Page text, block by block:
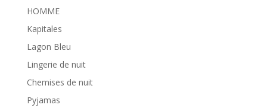
HOMME
Kapitales
Lagon Bleu
Lingerie de nuit
Chemises de nuit
Pyjamas